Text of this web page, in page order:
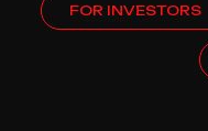
FOR INVESTORS